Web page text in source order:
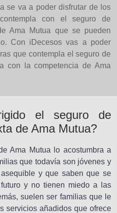
se va a poder disfrutar de los
con el seguro de
Ama Mutua que se pueden
Con iDecesos vas a poder
que contempla el seguro de
con la competencia de Ama
el seguro de
de Ama Mutua?
Ama Mutua lo acostumbra a
que todavía son jóvenes y
y que saben que se
y no tienen miedo a las
suelen ser familias que le
servicios añadidos que ofrece